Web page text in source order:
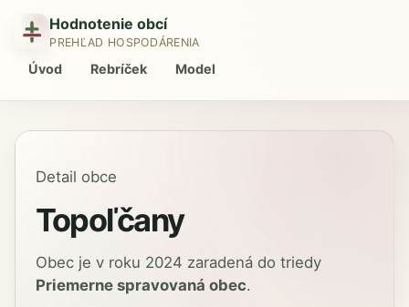
Hodnotenie obcí
PREHĽAD HOSPODÁRENIA
Úvod Rebríček Model
Detail obce
Topoľčany
Obec je v roku 2024 zaradená do triedy
Priemerne spravovaná obec.